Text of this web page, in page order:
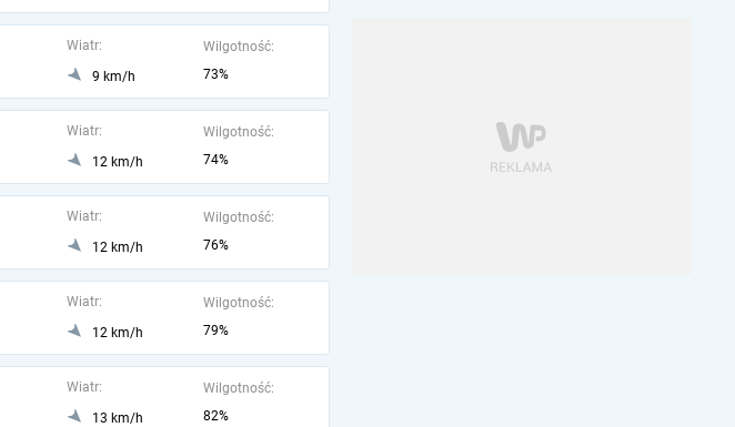
Wiatr:
9 km/h
Wilgotność:
73%
Wiatr:
12 km/h
Wilgotność:
74%
Wiatr:
12 km/h
Wilgotność:
76%
Wiatr:
12 km/h
Wilgotność:
79%
Wiatr:
13 km/h
Wilgotność:
82%